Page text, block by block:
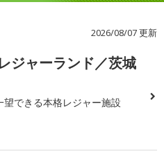
2026/08/07 更新
ジャーランド／茨城
望できる本格レジャー施設